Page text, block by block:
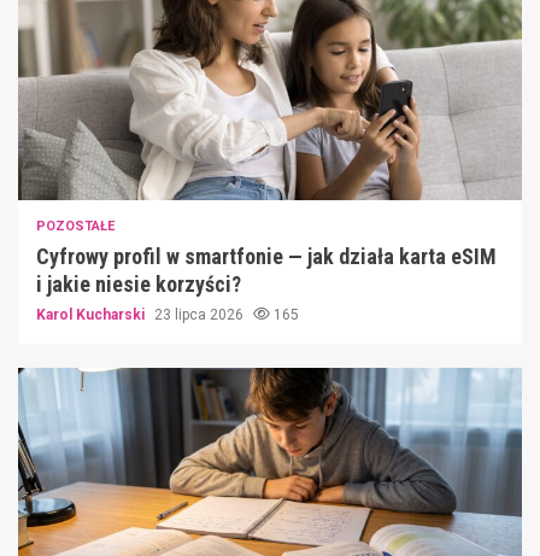
POZOSTAŁE
Cyfrowy profil w smartfonie — jak działa karta eSIM
i jakie niesie korzyści?
Karol Kucharski 23 lipca 2026 165